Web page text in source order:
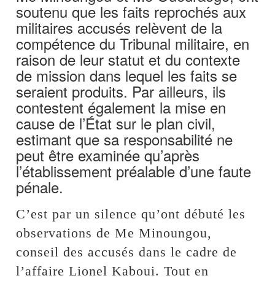
soutenu que les faits reprochés aux
militaires accusés relèvent de la
compétence du Tribunal militaire, en
raison de leur statut et du contexte
de mission dans lequel les faits se
seraient produits. Par ailleurs, ils
contestent également la mise en
cause de l’État sur le plan civil,
estimant que sa responsabilité ne
peut être examinée qu’après
l’établissement préalable d’une faute
pénale.
C’est par un silence qu’ont débuté les
observations de Me Minoungou,
conseil des accusés dans le cadre de
l’affaire Lionel Kaboui. Tout en